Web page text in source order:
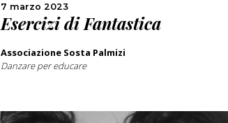
7 marzo 2023
Esercizi di Fantastica
Associazione Sosta Palmizi
Danzare per educare